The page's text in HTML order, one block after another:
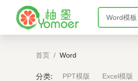
Word模板
Excel模板
首页 / Word
分类: PPT模版 Excel模版